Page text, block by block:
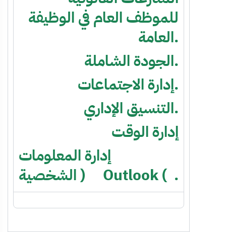
للموظف العام في الوظيفة
العامة.
الجودة الشاملة.
إدارة الاجتماعات.
التنسيق الإداري.
إدارة الوقت
إدارة المعلومات
الشخصية ) Outlook ( .